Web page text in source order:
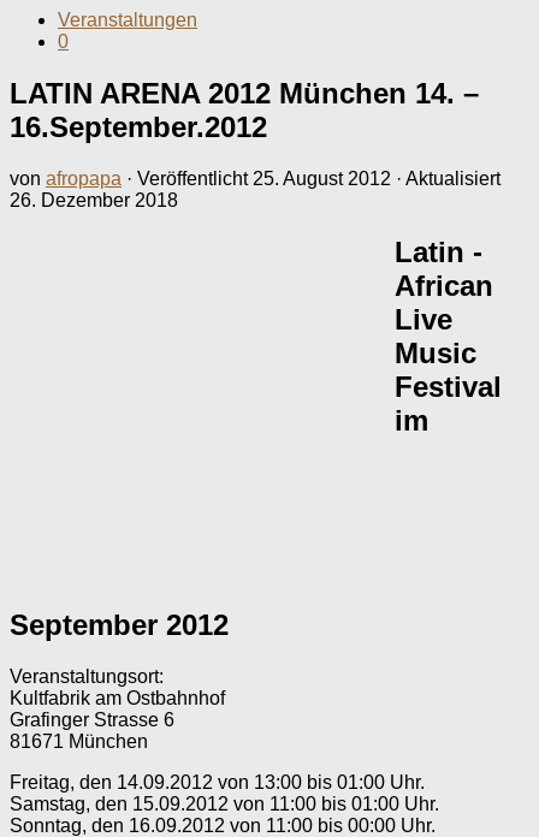
Veranstaltungen
0
LATIN ARENA 2012 München 14. –
16.September.2012
von afropapa · Veröffentlicht 25. August 2012 · Aktualisiert
26. Dezember 2018
Latin -
African
Live
Music
Festival
im
September 2012
Veranstaltungsort:
Kultfabrik am Ostbahnhof
Grafinger Strasse 6
81671 München
Freitag, den 14.09.2012 von 13:00 bis 01:00 Uhr.
Samstag, den 15.09.2012 von 11:00 bis 01:00 Uhr.
Sonntag, den 16.09.2012 von 11:00 bis 00:00 Uhr.